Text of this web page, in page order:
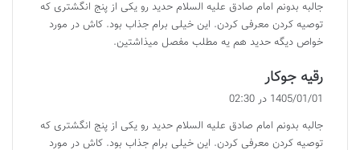
:
جالبه بدونم امام صادق علیه السلام حدید رو یکی از پنج انگشتری که
توصیه کردن معرفی کردن. این خیلی برام جذاب بود. کاش در مورد
خواص دیگه حدید هم یه مطلب مفصل میذاشتین.
رقیه جوکار
:
1405/01/01 در 02:30
جالبه بدونم امام صادق علیه السلام حدید رو یکی از پنج انگشتری که
توصیه کردن معرفی کردن. این خیلی برام جذاب بود. کاش در مورد